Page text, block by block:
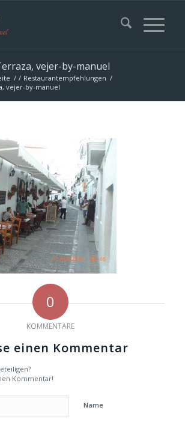
vejer-by-manuel
/ / Restaurantempfehlungen /
vejer-by-manuel
0
KOMMENTARE
einen Kommentar
Kommentar!
Name